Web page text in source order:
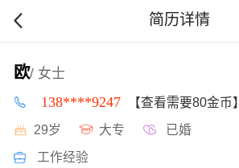
简历详情
欧/ 女士
138****9247 【查看需要80金币】
29岁 大专 已婚
工作经验